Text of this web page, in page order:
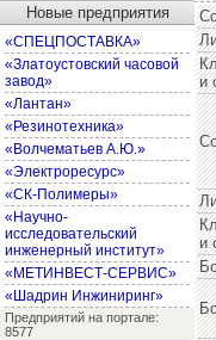
Новые предприятия
«СПЕЦПОСТАВКА»
«Златоустовский часовой
завод»
«Лантан»
«Резинотехника»
«Волчематьев А.Ю.»
«Электроресурс»
«СК-Полимеры»
«Научно-
исследовательский
инженерный институт»
«МЕТИНВЕСТ-СЕРВИС»
«Шадрин Инжиниринг»
Предприятий на портале:
8577
и
и